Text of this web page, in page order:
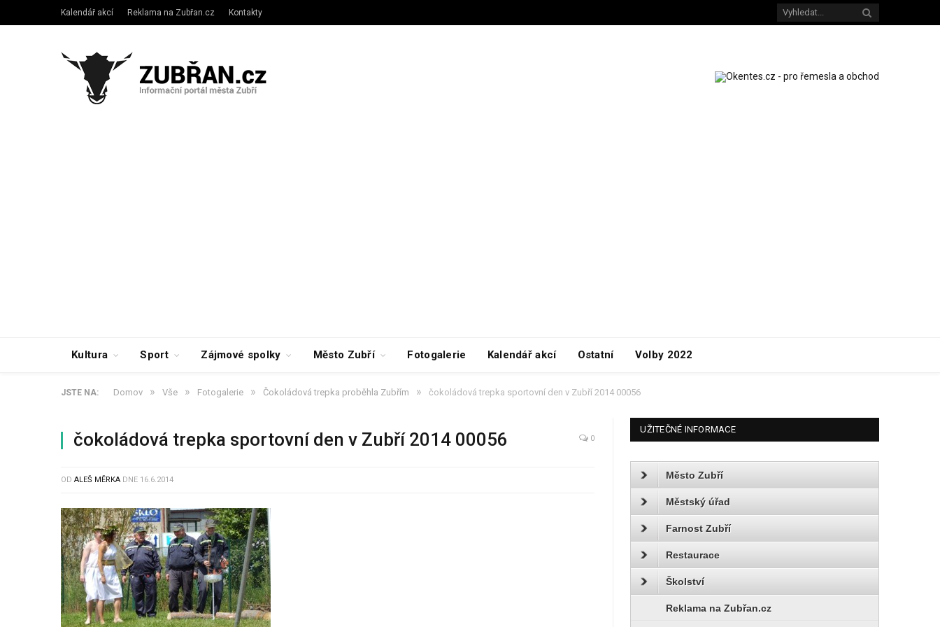
Kalendář akcí Reklama na Zubřan.cz Kontakty
Kultura Sport Zájmové spolky Město Zubří Fotogalerie Kalendář akcí Ostatní Volby 2022
JSTE NA: Domov » Vše » Fotogalerie » Čokoládová trepka proběhla Zubřím » čokoládová trepka sportovní den v Zubří 2014 00056
čokoládová trepka sportovní den v Zubří 2014 00056 0
OD ALEŠ MĚRKA DNE 16.6.2014
UŽITEČNÉ INFORMACE
Město Zubří
Městský úřad
Farnost Zubří
Restaurace
Školství
Reklama na Zubřan.cz